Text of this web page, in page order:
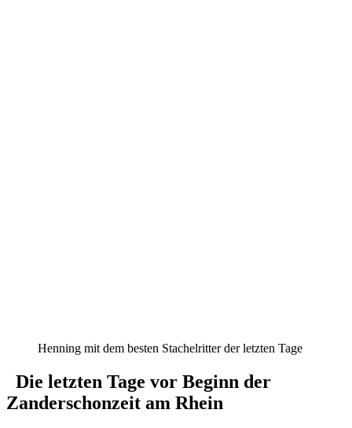
Henning mit dem besten Stachelritter der letzten Tage
Die letzten Tage vor Beginn der
Zanderschonzeit am Rhein